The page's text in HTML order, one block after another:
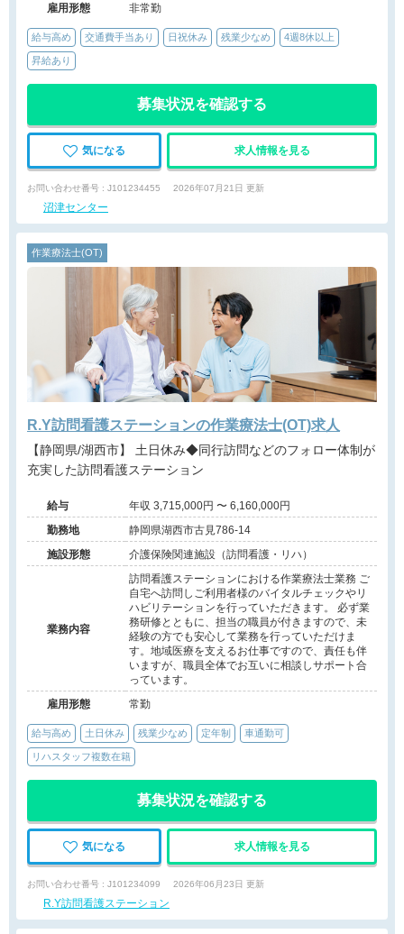
雇用形態
非常勤
給与高め 交通費手当あり 日祝休み 残業少なめ 4週8休以上
昇給あり
募集状況を確認する
気になる 求人情報を見る
お問い合わせ番号 : J101234455 2026年07月21日 更新
沼津センター
作業療法士(OT)
R.Y訪問看護ステーションの作業療法士(OT)求人
【静岡県/湖西市】 土日休み◆同行訪問などのフォロー体制が
充実した訪問看護ステーション
給与
年収 3,715,000円 〜 6,160,000円
勤務地
静岡県湖西市古見786-14
施設形態
介護保険関連施設（訪問看護・リハ）
業務内容
訪問看護ステーションにおける作業療法士業務 ご
自宅へ訪問しご利用者様のバイタルチェックやリ
ハビリテーションを行っていただきます。 必ず業
務研修とともに、担当の職員が付きますので、未
経験の方でも安心して業務を行っていただけま
す。地域医療を支えるお仕事ですので、責任も伴
いますが、職員全体でお互いに相談しサポート合
っています。
雇用形態
常勤
給与高め 土日休み 残業少なめ 定年制 車通勤可
リハスタッフ複数在籍
募集状況を確認する
気になる 求人情報を見る
お問い合わせ番号 : J101234099 2026年06月23日 更新
R.Y訪問看護ステーション